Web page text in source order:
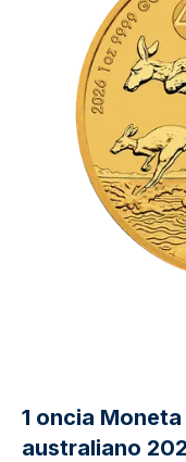
1 oncia
australiano